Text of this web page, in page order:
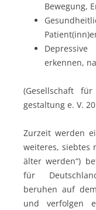
Bewegung,
erkennen,
(Gesellschaft
gestaltung e. V.
Zurzeit werden
weiteres, siebtes
älter werden“)
für
beruhen auf
und verfolgen